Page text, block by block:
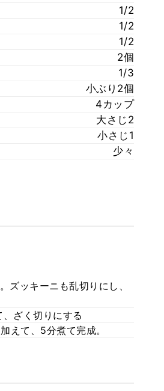
1/2
1/2
1/2
2個
1/3
小ぶり2個
4カップ
大さじ2
小さじ1
少々
ズッキーニも乱切りにし、
ざく切りにする
えて、5分煮て完成。